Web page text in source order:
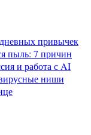
привычек
пыль: 7 причин
и работа с AI
ниши